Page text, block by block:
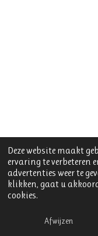
Deze website maakt
ervaring te verbeteren
advertenties weer te
klikken, gaat u
cookies.
Afwijzen
E-mailadres